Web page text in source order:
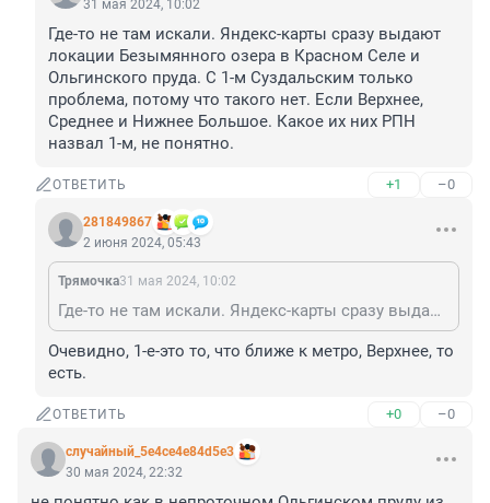
31 мая 2024, 10:02
Где-то не там искали. Яндекс-карты сразу выдают
локации Безымянного озера в Красном Селе и
Ольгинского пруда. С 1-м Суздальским только
проблема, потому что такого нет. Если Верхнее,
Среднее и Нижнее Большое. Какое их них РПН
назвал 1-м, не понятно.
ОТВЕТИТЬ +1 –0
281849867
2 июня 2024, 05:43
Трямочка31 мая 2024, 10:02
Где-то не там искали. Яндекс-карты сразу выдают локации Безымянного озера в Красном Селе и Ольгинского пруда. С 1-м Суздальским только проблема, потому что такого нет. Если Верхнее, Среднее и Нижнее Большое. Какое их них РПН назвал 1-м, не понятно.
Очевидно, 1-е-это то, что ближе к метро, Верхнее, то
есть.
ОТВЕТИТЬ +0 –0
случайный_5e4ce4e84d5e3
30 мая 2024, 22:32